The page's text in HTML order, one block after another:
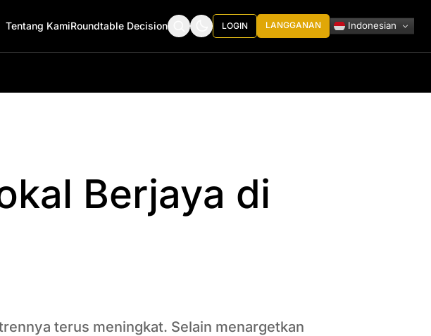
Tentang KamiRoundtable Decision LOGIN LANGGANAN Indonesian
Berjaya di
terus meningkat. Selain menargetkan